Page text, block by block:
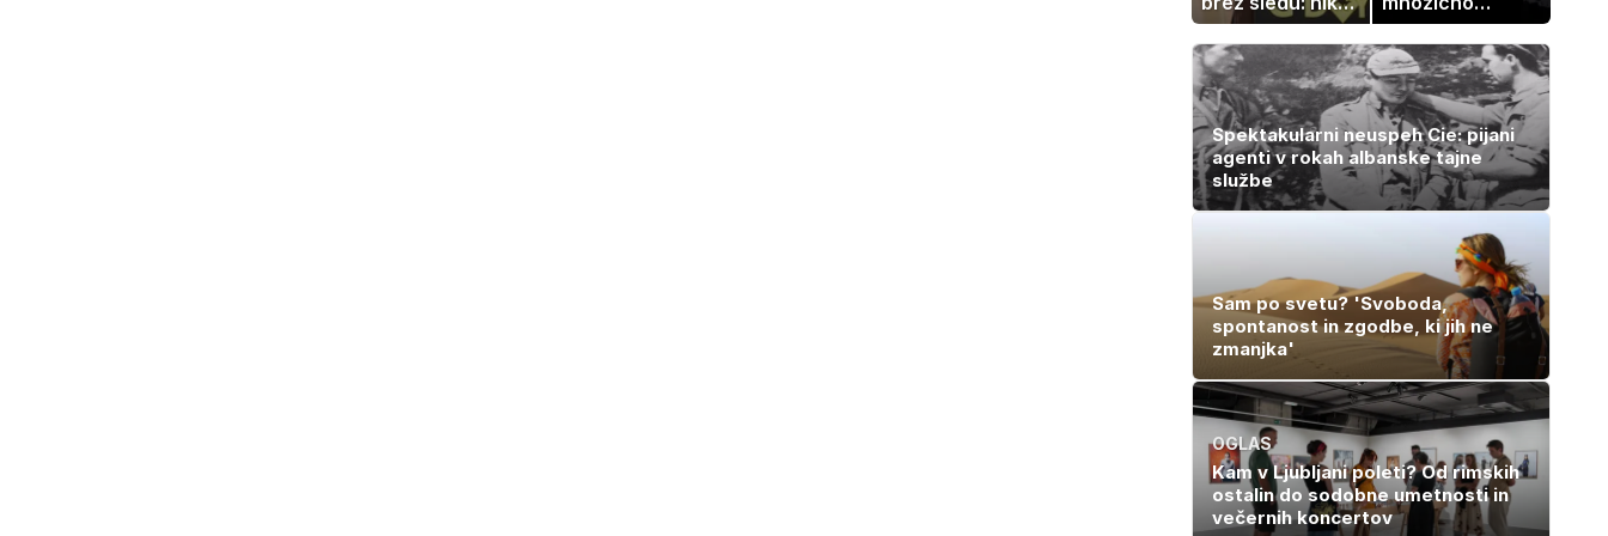
ga niso našli,
nato je prišla še
ena tragedija
prodajajo
družinske
zbirke: raje
imajo denar kot
umetnine
Spektakularni neuspeh Cie: pijani
agenti v rokah albanske tajne
službe
Sam po svetu? 'Svoboda,
spontanost in zgodbe, ki jih ne
zmanjka'
OGLAS
Kam v Ljubljani poleti? Od rimskih
ostalin do sodobne umetnosti in
večernih koncertov